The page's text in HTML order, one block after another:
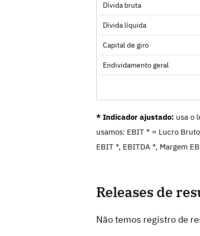
Dívida bruta
Dívida líquida
Capital de giro
Endividamento geral
* Indicador ajustado: usa o
usamos: EBIT * = Lucro
EBIT *, EBITDA *, Margem
Releases de
Não temos registro de